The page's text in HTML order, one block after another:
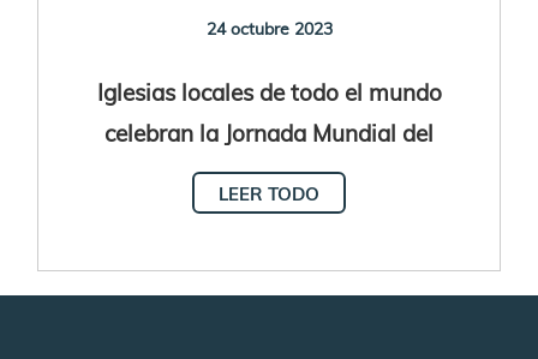
24 octubre 2023
Iglesias locales de todo el mundo
celebran la Jornada Mundial del
Migrante y Refugiado 2023
LEER TODO